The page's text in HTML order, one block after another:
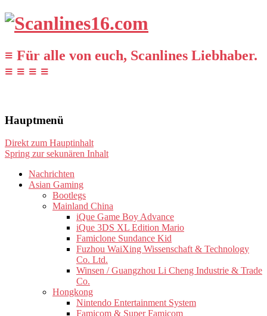
≡ Für alle von euch, Scanlines Liebhaber.
≡ ≡ ≡ ≡
Hauptmenü
Direkt zum Hauptinhalt
Spring zur sekunären Inhalt
Nachrichten
Asian Gaming
Bootlegs
Mainland China
iQue Game Boy Advance
iQue 3DS XL Edition Mario
Famiclone Sundance Kid
Fuzhou WaiXing Wissenschaft & Technology
Co. Ltd.
Winsen / Guangzhou Li Cheng Industrie & Trade
Co.
Hongkong
Nintendo Entertainment System
Famicom & Super Famicom